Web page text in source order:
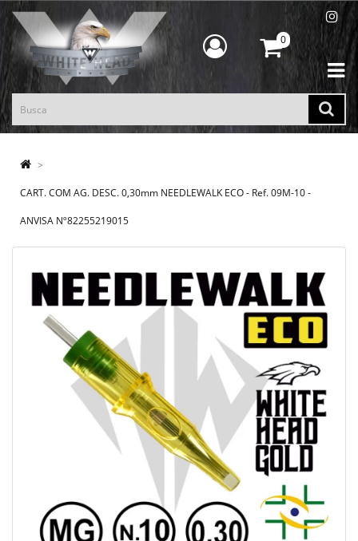
0
CART. COM AG. DESC. 0,30mm NEEDLEWALK ECO - Ref. 09M-10 -
ANVISA Nº82255219015